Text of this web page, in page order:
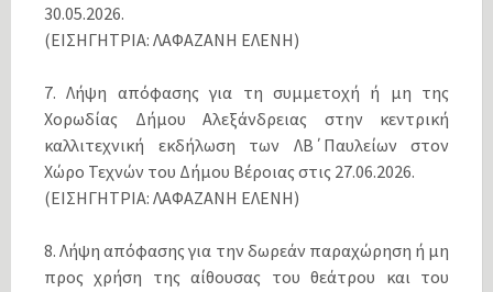
30.05.2026.
(ΕΙΣΗΓΗΤΡΙΑ: ΛΑΦΑΖΑΝΗ ΕΛΕΝΗ)
7. Λήψη απόφασης για τη συμμετοχή ή μη της
Χορωδίας Δήμου Αλεξάνδρειας στην κεντρική
καλλιτεχνική εκδήλωση των ΛΒ΄Παυλείων στον
Χώρο Τεχνών του Δήμου Βέροιας στις 27.06.2026.
(ΕΙΣΗΓΗΤΡΙΑ: ΛΑΦΑΖΑΝΗ ΕΛΕΝΗ)
8. Λήψη απόφασης για την δωρεάν παραχώρηση ή μη
προς χρήση της αίθουσας του θεάτρου και του